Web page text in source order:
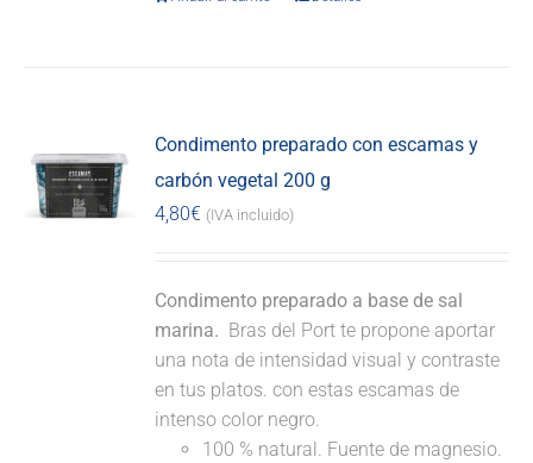
Condimento preparado con escamas y
carbón vegetal 200 g
4,80€ (IVA incluido)
Condimento preparado a base de sal
marina. Bras del Port te propone aportar
una nota de intensidad visual y contraste
en tus platos. con estas escamas de
intenso color negro.
100 % natural. Fuente de magnesio.